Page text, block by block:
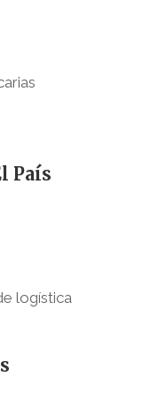
País
logística